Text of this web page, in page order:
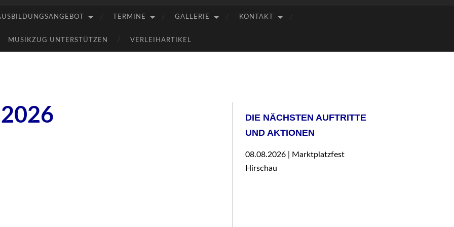
TERMINE GALLERIE KONTAKT
MUSIKZUG UNTERSTÜTZEN VERLEIHARTIKEL
DIE NÄCHSTEN AUFTRITTE
UND AKTIONEN
08.08.2026 | Marktplatzfest
Hirschau